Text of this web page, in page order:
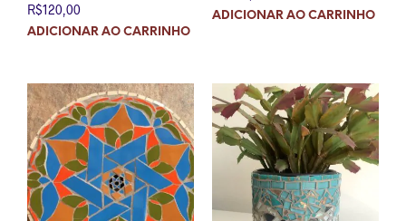
R$120,00
ADICIONAR AO CARRINHO
ADICIONAR AO CARRINHO